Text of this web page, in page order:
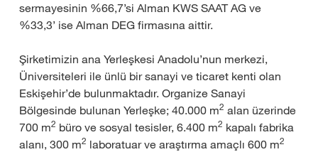
sermayesinin %66,7’si Alman KWS SAAT AG ve
%33,3’ ise Alman DEG firmasına aittir.
Şirketimizin ana Yerleşkesi Anadolu’nun merkezi,
Üniversiteleri ile ünlü bir sanayi ve ticaret kenti olan
Eskişehir’de bulunmaktadır. Organize Sanayi
Bölgesinde bulunan Yerleşke; 40.000 m2 alan üzerinde
700 m2 büro ve sosyal tesisler, 6.400 m2 kapalı fabrika
alanı, 300 m2 laboratuar ve araştırma amaçlı 600 m2